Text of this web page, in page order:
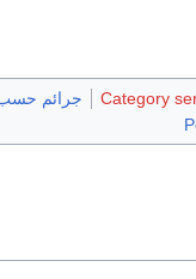
Category جرائم